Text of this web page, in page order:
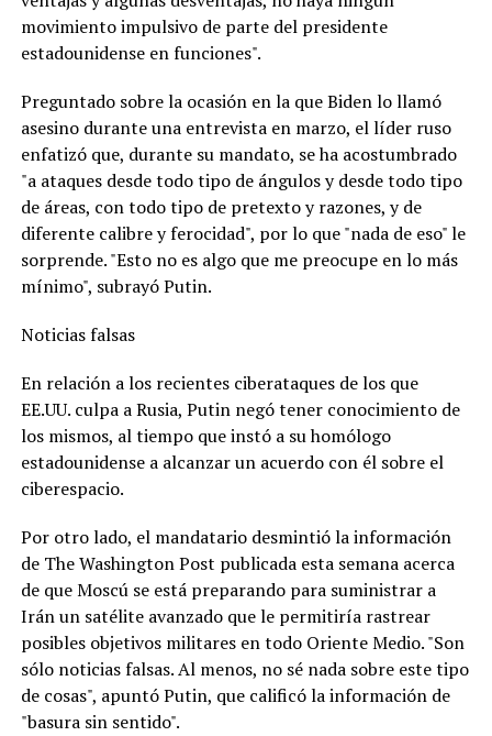
movimiento impulsivo de parte del presidente
estadounidense en funciones".
Preguntado sobre la ocasión en la que Biden lo llamó
asesino durante una entrevista en marzo, el líder ruso
enfatizó que, durante su mandato, se ha acostumbrado
"a ataques desde todo tipo de ángulos y desde todo tipo
de áreas, con todo tipo de pretexto y razones, y de
diferente calibre y ferocidad", por lo que "nada de eso" le
sorprende. "Esto no es algo que me preocupe en lo más
mínimo", subrayó Putin.
Noticias falsas
En relación a los recientes ciberataques de los que
EE.UU. culpa a Rusia, Putin negó tener conocimiento de
los mismos, al tiempo que instó a su homólogo
estadounidense a alcanzar un acuerdo con él sobre el
ciberespacio.
Por otro lado, el mandatario desmintió la información
de The Washington Post publicada esta semana acerca
de que Moscú se está preparando para suministrar a
Irán un satélite avanzado que le permitiría rastrear
posibles objetivos militares en todo Oriente Medio. "Son
sólo noticias falsas. Al menos, no sé nada sobre este tipo
de cosas", apuntó Putin, que calificó la información de
"basura sin sentido".